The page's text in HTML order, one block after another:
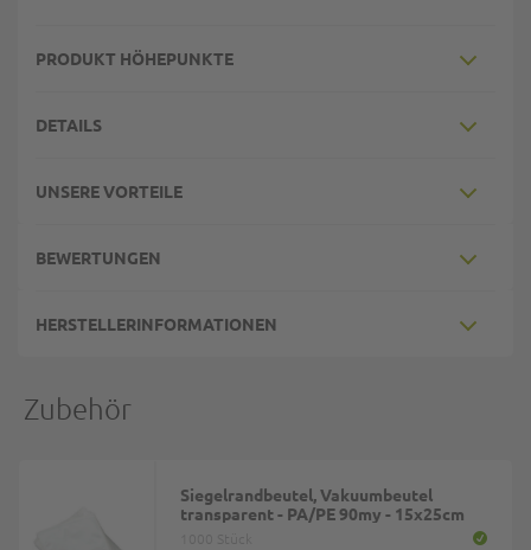
PRODUKT HÖHEPUNKTE
DETAILS
UNSERE VORTEILE
BEWERTUNGEN
HERSTELLERINFORMATIONEN
Zubehör
Siegelrandbeutel, Vakuumbeutel
transparent - PA/PE 90my - 15x25cm